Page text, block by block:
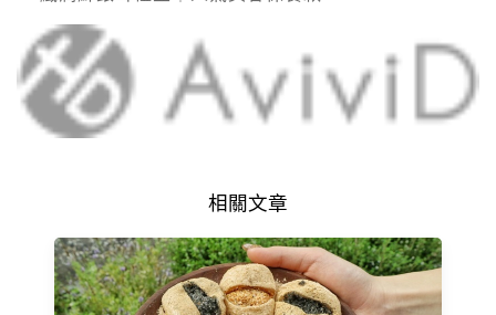
相關文章